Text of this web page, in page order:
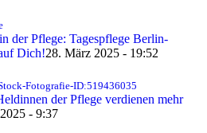
der Pflege: Tagespflege Berlin-
Dich!28. März 2025 - 19:52
Fotografie-ID:519436035
der Pflege verdienen mehr
- 9:37